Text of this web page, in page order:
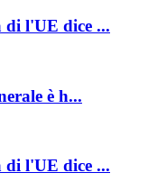
di l'UE dice ...
è h...
di l'UE dice ...